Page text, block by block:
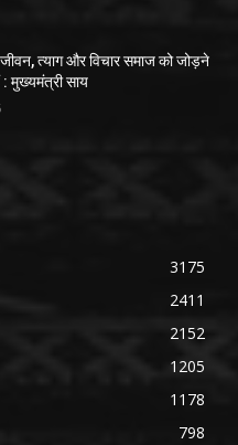
त्याग और विचार समाज को जोड़ने
: मुख्यमंत्री साय
3175
2411
2152
1205
1178
798